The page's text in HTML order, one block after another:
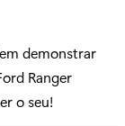
demonstrar
Ranger
o seu!